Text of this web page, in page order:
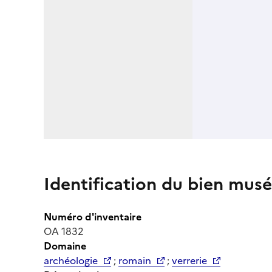
Identification du bien
Numéro d'inventaire
OA 1832
Domaine
archéologie
; romain ;verrerie